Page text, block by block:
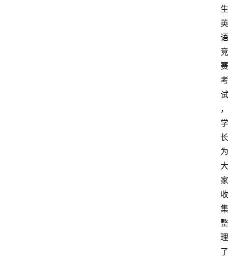
生
英
语
竞
赛
考
试
，
学
长
为
大
家
收
集
整
理
了